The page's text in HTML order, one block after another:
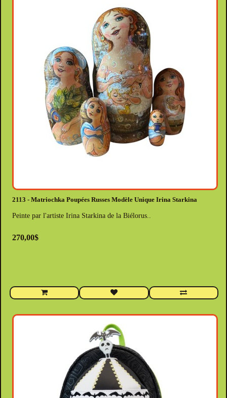
2113 - Matriochka Poupées Russes Modèle Unique Irina Starkina
Peinte par l'artiste Irina Starkina de la Biélorus..
270,00$